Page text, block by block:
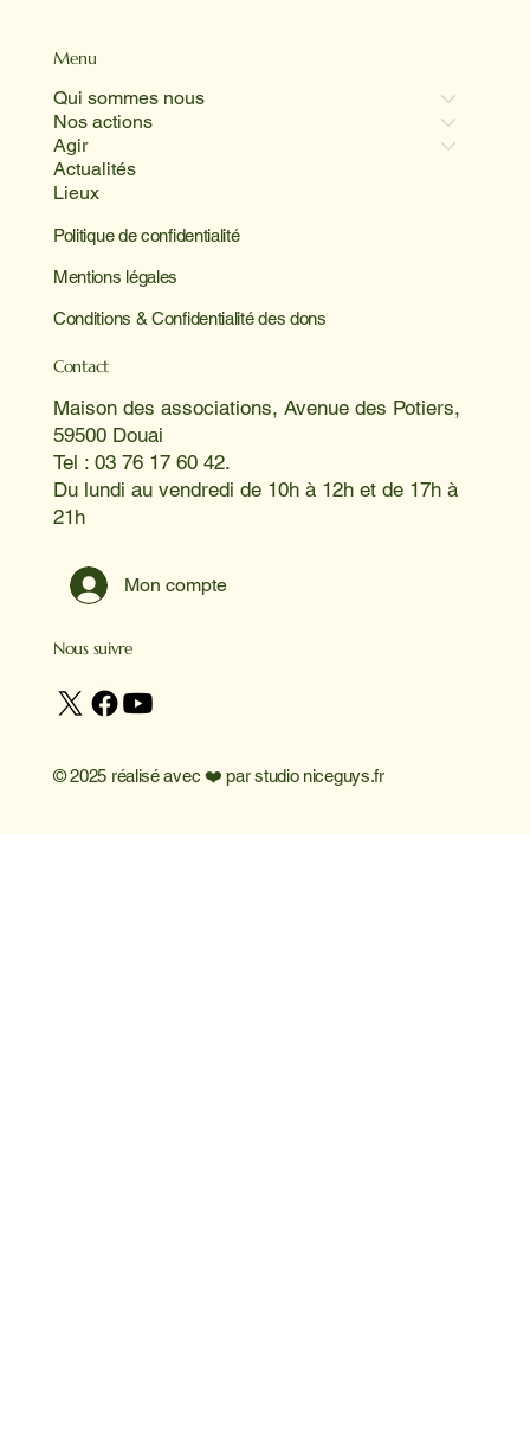
Menu
Qui sommes nous
Nos actions
Agir
Actualités
Lieux
Politique de confidentialité
Mentions légales
Conditions & Confidentialité des dons
Contact
Maison des associations, Avenue des Potiers,
59500 Douai
Tel : 03 76 17 60 42.
Du lundi au vendredi de 10h à 12h et de 17h à
21h
Mon compte
Nous suivre
© 2025 réalisé avec ❤️ parstudio niceguys.fr